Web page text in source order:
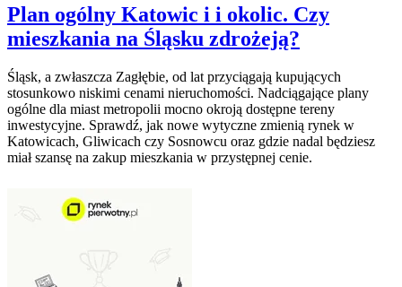
Plan ogólny Katowic i i okolic. Czy
mieszkania na Śląsku zdrożeją?
Śląsk, a zwłaszcza Zagłębie, od lat przyciągają kupujących
stosunkowo niskimi cenami nieruchomości. Nadciągające plany
ogólne dla miast metropolii mocno okroją dostępne tereny
inwestycyjne. Sprawdź, jak nowe wytyczne zmienią rynek w
Katowicach, Gliwicach czy Sosnowcu oraz gdzie nadal będziesz
miał szansę na zakup mieszkania w przystępnej cenie.